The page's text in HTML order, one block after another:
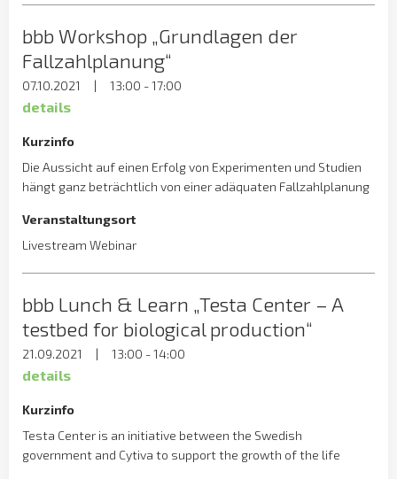
diesem Seminar die Kenntnis der für die Diagnostik nützlichen
Statistik vertieft und an Beispielen erläutert.
bbb Workshop „Grundlagen der
Fallzahlplanung“
07.10.2021 | 13:00 - 17:00
details
Kurzinfo
Die Aussicht auf einen Erfolg von Experimenten und Studien
hängt ganz beträchtlich von einer adäquaten Fallzahlplanung
Schlussfolgerungen möglich. Übersteigt die Fallzahl das
erforderliche Ausmaß, ist der Ressourceneinsatz unnötig
klinische Studien erforderlich ist und für die Planung von
Experimenten nützlich ist. Es wird demonstriert, welche
Faktoren den Stichprobenumfang beeinflussen und wie die
Fallzahl berechnet werden kann.
Veranstaltungsort
Livestream Webinar
bbb Lunch & Learn „Testa Center – A
testbed for biological production“
21.09.2021 | 13:00 - 14:00
details
Kurzinfo
Testa Center is an initiative between the Swedish
government and Cytiva to support the growth of the life